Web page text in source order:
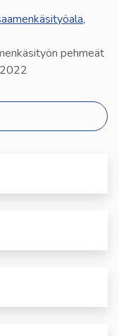
pehmeät